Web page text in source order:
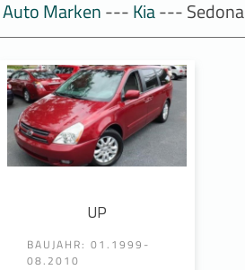
Auto Marken---Kia--- Sedona
UP
BAUJAHR: 01.1999-
08.2010